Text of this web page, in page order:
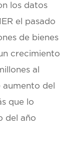
los datos
el pasado
de bienes
crecimiento
al
del
que lo
del año